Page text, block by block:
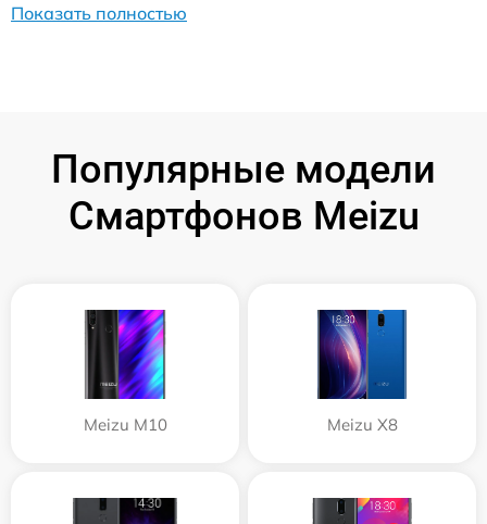
Показать полностью
Популярные модели
Смартфонов Meizu
Meizu M10 Meizu X8